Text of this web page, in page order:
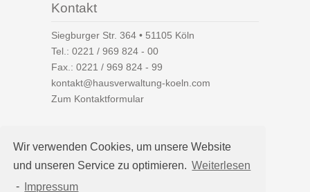
Wir verwenden Cookies, um unsere Website
und unseren Service zu optimieren. Weiterlesen
-
Impressum
Kontakt
Siegburger Str. 364 • 51105 Köln
Tel.: 0221 / 969 824 - 00
Fax.: 0221 / 969 824 - 99
kontakt@hausverwaltung-koeln.com
Zum Kontaktformular
Auf einen Blick